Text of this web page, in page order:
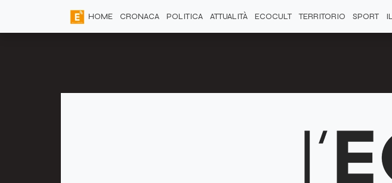
HOME CRONACA POLITICA ATTUALITÀ ECOCULT TERRITORIO SPORT